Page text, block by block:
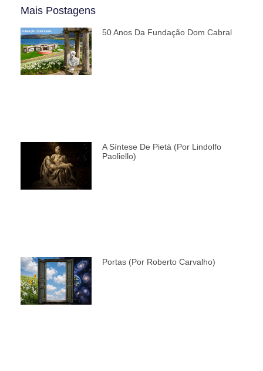
Mais Postagens
50 Anos Da Fundação Dom Cabral
A Síntese De Pietà (por Lindolfo
Paoliello)
Portas (por Roberto Carvalho)